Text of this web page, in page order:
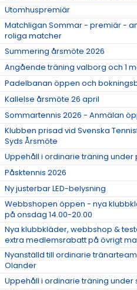
Utomhuspremiär
Matchligan Sommar - premiär -
roliga matcher
Summering årsmöte 2026
Angående träning valborg och 1
Padelbanan öppen och
Kallelse årsmöte 26 april
Sommartennis 2026 - Anmälan
Klubben prisad vid Svenska
Syds Årsmöte
Uppehåll i ordinarie träning under
Påsktennis 2026
Ny justerbar LED-belysning
Webbshopen öppen - nya
på onsdag 14.00-20.00
Nya klubbkläder, webbshop &
extra medlemsrabatt på övrigt
Nyanställd till ordinarie
Olander
Uppehåll i ordinarie träning under